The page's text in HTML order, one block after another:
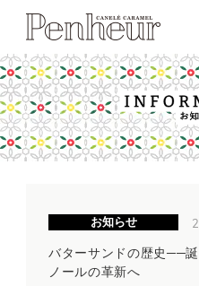
お知らせ
バターサンドの歴史──
ノールの革新へ